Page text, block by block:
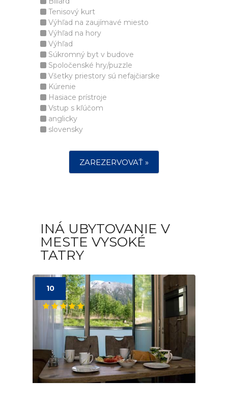
Tenisový kurt
Výhľad na zaujímavé miesto
Výhľad na hory
Výhľad
Súkromný byt v budove
Spoločenské hry/puzzle
Všetky priestory sú nefajčiarske
Kúrenie
Hasiace prístroje
Vstup s kľúčom
anglicky
slovensky
ZAREZERVOVAŤ »
INÁ UBYTOVANIE V
MESTE VYSOKÉ
TATRY
10